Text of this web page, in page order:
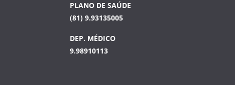
PLANO DE SAÚDE
(81) 9.93135005
DEP. MÉDICO
9.98910113